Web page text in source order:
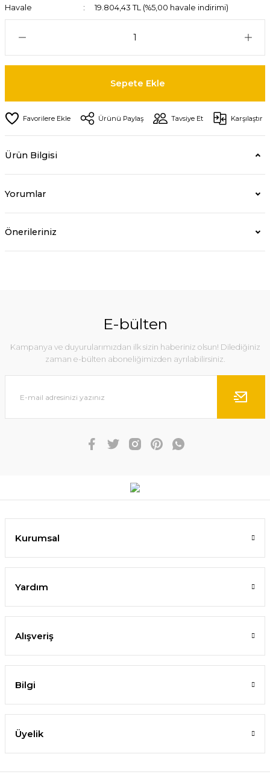
Havale
19.804,43 TL (%5,00 havale indirimi)
Sepete Ekle
Ürünü Paylaş Tavsiye Et Karşılaştır
Ürün Bilgisi
Yorumlar
Önerileriniz
E-bülten
Kampanya ve duyurularımızdan ilk sizin haberiniz olsun! Dilediğiniz
zaman e-bülten aboneliğimizden ayrılabilirsiniz.
Kurumsal
Yardım
Alışveriş
Bilgi
Üyelik